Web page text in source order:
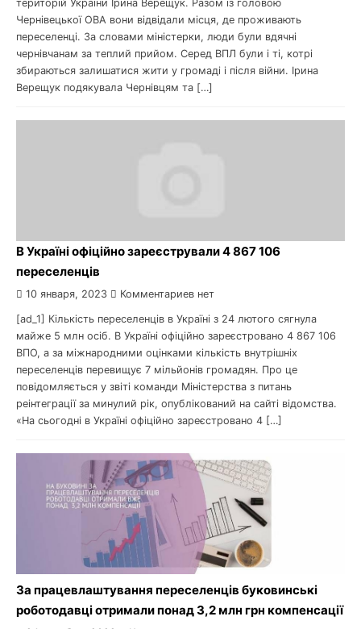
територій України Ірина Верещук. Разом із головою
Чернівецької ОВА вони відвідали місця, де проживають
переселенці. За словами міністерки, люди були вдячні
чернівчанам за теплий прийом. Серед ВПЛ були і ті, котрі
збираються залишатися жити у громаді і після війни. Ірина
Верещук подякувала Чернівцям та […]
В Україні офіційно зареєстрували 4 867 106
переселенців
10 января, 2023 Комментариев нет
[ad_1] Кількість переселенців в Україні з 24 лютого сягнула
майже 5 млн осіб. В Україні офіційно зареєстровано 4 867 106
ВПО, а за міжнародними оцінками кількість внутрішніх
переселенців перевищує 7 мільйонів громадян. Про це
повідомляється у звіті команди Міністерства з питань
реінтеграції за минулий рік, опублікований на сайті відомства.
«На сьогодні в Україні офіційно зареєстровано 4 […]
За працевлаштування переселенців буковинські
роботодавці отримали понад 3,2 млн грн компенсації